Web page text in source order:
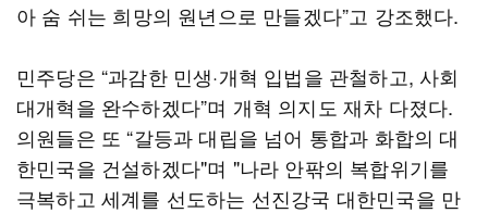
아 숨 쉬는 희망의 원년으로 만들겠다”고 강조했다.
민주당은 “과감한 민생·개혁 입법을 관철하고, 사회
대개혁을 완수하겠다”며 개혁 의지도 재차 다졌다.
의원들은 또 “갈등과 대립을 넘어 통합과 화합의 대
한민국을 건설하겠다"며 "나라 안팎의 복합위기를
극복하고 세계를 선도하는 선진강국 대한민국을 만